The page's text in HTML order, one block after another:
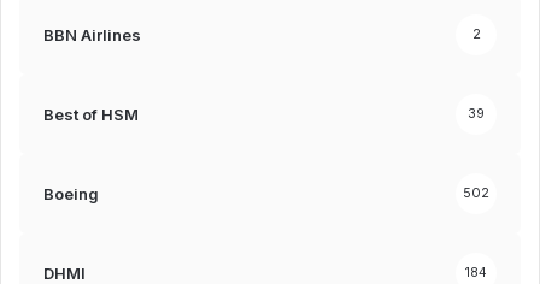
BBN Airlines 2
Best of HSM 39
Boeing 502
DHMI 184